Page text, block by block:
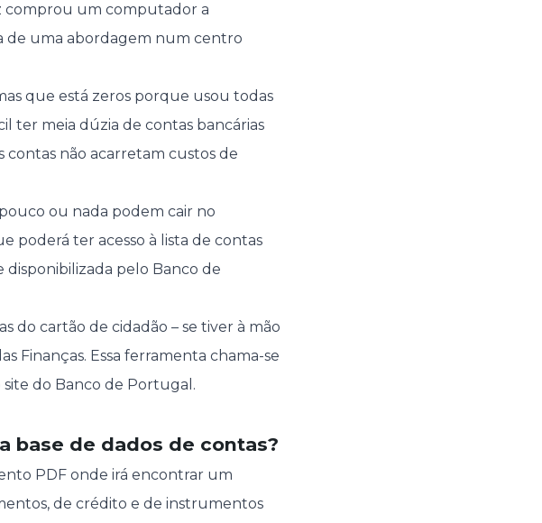
comprou um computador a
de uma abordagem num centro
que está zeros porque usou todas
ter meia dúzia de contas bancárias
contas não acarretam custos de
ou nada podem cair no
poderá ter acesso à lista de contas
pelo Banco de
do cartão de cidadão – se tiver à mão
Finanças. Essa ferramenta chama-se
site do Banco de Portugal.
base de dados de contas?
PDF onde irá encontrar um
de crédito e de instrumentos